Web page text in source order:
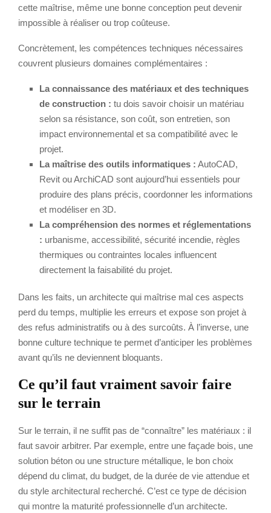
cette maîtrise, même une bonne conception peut devenir
impossible à réaliser ou trop coûteuse.
Concrètement, les compétences techniques nécessaires
couvrent plusieurs domaines complémentaires :
La connaissance des matériaux et des techniques
de construction : tu dois savoir choisir un matériau
selon sa résistance, son coût, son entretien, son
impact environnemental et sa compatibilité avec le
projet.
La maîtrise des outils informatiques : AutoCAD,
Revit ou ArchiCAD sont aujourd’hui essentiels pour
produire des plans précis, coordonner les informations
et modéliser en 3D.
La compréhension des normes et réglementations
: urbanisme, accessibilité, sécurité incendie, règles
thermiques ou contraintes locales influencent
directement la faisabilité du projet.
Dans les faits, un architecte qui maîtrise mal ces aspects
perd du temps, multiplie les erreurs et expose son projet à
des refus administratifs ou à des surcoûts. À l’inverse, une
bonne culture technique te permet d’anticiper les problèmes
avant qu’ils ne deviennent bloquants.
Ce qu’il faut vraiment savoir faire
sur le terrain
Sur le terrain, il ne suffit pas de “connaître” les matériaux : il
faut savoir arbitrer. Par exemple, entre une façade bois, une
solution béton ou une structure métallique, le bon choix
dépend du climat, du budget, de la durée de vie attendue et
du style architectural recherché. C’est ce type de décision
qui montre la maturité professionnelle d’un architecte.